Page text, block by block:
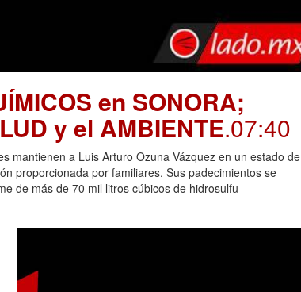
en SONORA;
y el AMBIENTE.07:40
mantienen a Luis Arturo Ozuna Vázquez en un estado de
proporcionada por familiares. Sus padecimientos se
de más de 70 mil litros cúbicos de hidrosulfu